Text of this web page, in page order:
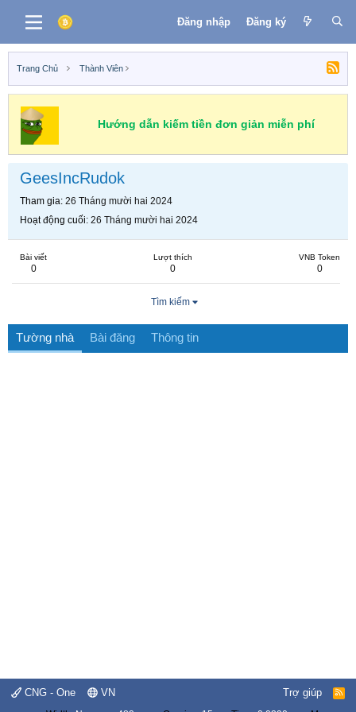
Đăng nhập Đăng ký
Trang Chủ Thành Viên
Hướng dẫn kiếm tiền đơn giản miễn phí
GeesIncRudok
Tham gia 26 Tháng mười hai 2024
Hoạt động cuối 26 Tháng mười hai 2024
Bài viết
0
Lượt thích
0
VNB Token
0
Tìm kiếm
Tường nhà Bài đăng Thông tin
CNG - One VN Trợ giúp
R